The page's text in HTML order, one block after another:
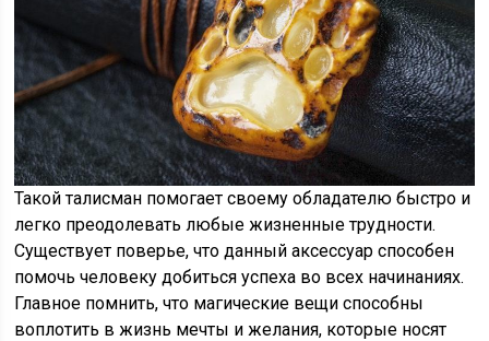
Такой талисман помогает своему обладателю быстро и
легко преодолевать любые жизненные трудности.
Существует поверье, что данный аксессуар способен
помочь человеку добиться успеха во всех начинаниях.
Главное помнить, что магические вещи способны
воплотить в жизнь мечты и желания, которые носят